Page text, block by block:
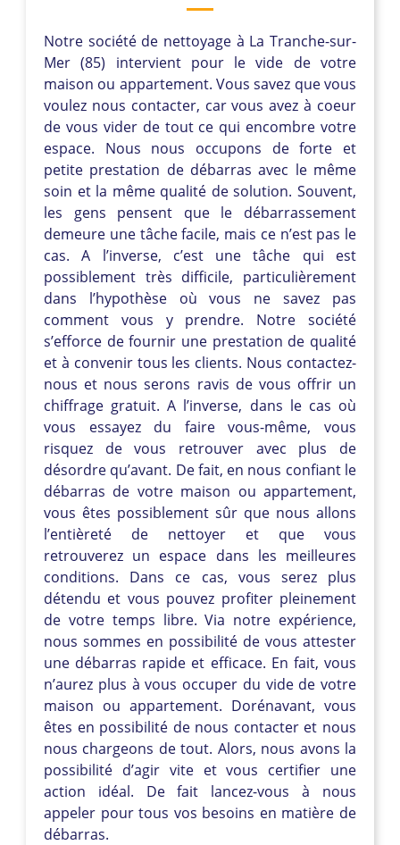
Notre société de nettoyage à La Tranche-sur-
Mer (85) intervient pour le vide de votre
maison ou appartement. Vous savez que vous
voulez nous contacter, car vous avez à coeur
de vous vider de tout ce qui encombre votre
espace. Nous nous occupons de forte et
petite prestation de débarras avec le même
soin et la même qualité de solution. Souvent,
les gens pensent que le débarrassement
demeure une tâche facile, mais ce n’est pas le
cas. A l’inverse, c’est une tâche qui est
possiblement très difficile, particulièrement
dans l’hypothèse où vous ne savez pas
comment vous y prendre. Notre société
s’efforce de fournir une prestation de qualité
et à convenir tous les clients. Nous contactez-
nous et nous serons ravis de vous offrir un
chiffrage gratuit. A l’inverse, dans le cas où
vous essayez du faire vous-même, vous
risquez de vous retrouver avec plus de
désordre qu’avant. De fait, en nous confiant le
débarras de votre maison ou appartement,
vous êtes possiblement sûr que nous allons
l’entièreté de nettoyer et que vous
retrouverez un espace dans les meilleures
conditions. Dans ce cas, vous serez plus
détendu et vous pouvez profiter pleinement
de votre temps libre. Via notre expérience,
nous sommes en possibilité de vous attester
une débarras rapide et efficace. En fait, vous
n’aurez plus à vous occuper du vide de votre
maison ou appartement. Dorénavant, vous
êtes en possibilité de nous contacter et nous
nous chargeons de tout. Alors, nous avons la
possibilité d’agir vite et vous certifier une
action idéal. De fait lancez-vous à nous
appeler pour tous vos besoins en matière de
débarras.